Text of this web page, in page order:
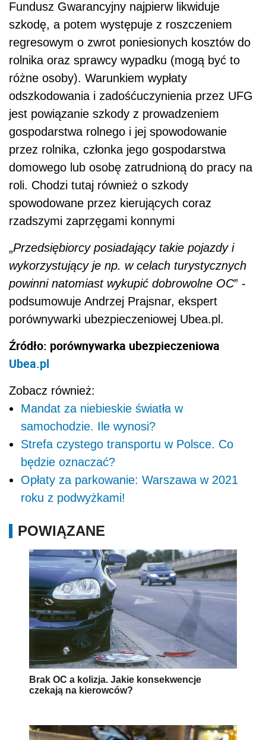
Fundusz Gwarancyjny najpierw likwiduje
szkodę, a potem występuje z roszczeniem
regresowym o zwrot poniesionych kosztów do
rolnika oraz sprawcy wypadku (mogą być to
różne osoby). Warunkiem wypłaty
odszkodowania i zadośćuczynienia przez UFG
jest powiązanie szkody z prowadzeniem
gospodarstwa rolnego i jej spowodowanie
przez rolnika, członka jego gospodarstwa
domowego lub osobę zatrudnioną do pracy na
roli. Chodzi tutaj również o szkody
spowodowane przez kierujących coraz
rzadszymi zaprzęgami konnymi
„Przedsiębiorcy posiadający takie pojazdy i
wykorzystujący je np. w celach turystycznych
powinni natomiast wykupić dobrowolne OC” -
podsumowuje Andrzej Prajsnar, ekspert
porównywarki ubezpieczeniowej Ubea.pl.
Źródło: porównywarka ubezpieczeniowa
Ubea.pl
Zobacz również:
Mandat za niebieskie światła w
samochodzie. Ile wynosi?
Strefa czystego transportu w Polsce. Co
będzie oznaczać?
Opłaty za parkowanie: Warszawa w 2021
roku z podwyżkami!
POWIĄZANE
Brak OC a kolizja. Jakie konsekwencje
czekają na kierowców?